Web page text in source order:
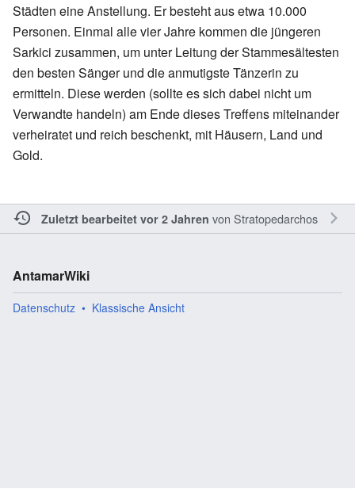
Städten eine Anstellung. Er besteht aus etwa 10.000
Personen. Einmal alle vier Jahre kommen die jüngeren
Sarkici zusammen, um unter Leitung der Stammesältesten
den besten Sänger und die anmutigste Tänzerin zu
ermitteln. Diese werden (sollte es sich dabei nicht um
Verwandte handeln) am Ende dieses Treffens miteinander
verheiratet und reich beschenkt, mit Häusern, Land und
Gold.
Zuletzt bearbeitet vor 2 Jahren von Stratopedarchos
AntamarWiki
Datenschutz Klassische Ansicht